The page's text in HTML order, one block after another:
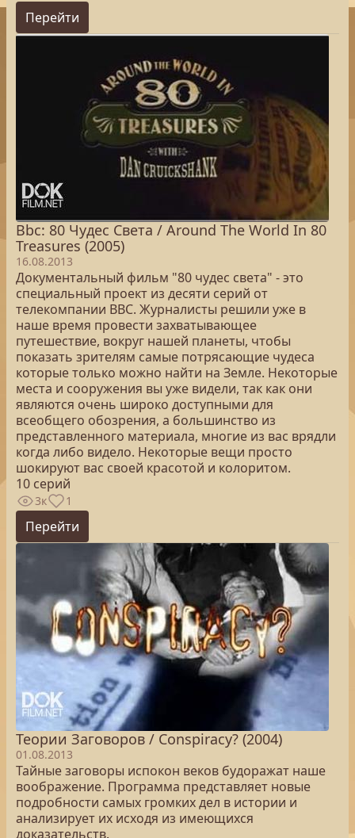
Перейти
Bbc: 80 Чудес Света / Around The World In 80
Treasures (2005)
16.08.2013
Документальный фильм "80 чудес света" - это
специальный проект из десяти серий от
телекомпании ВВС. Журналисты решили уже в
наше время провести захватывающее
путешествие, вокруг нашей планеты, чтобы
показать зрителям самые потрясающие чудеса
которые только можно найти на Земле. Некоторые
места и сооружения вы уже видели, так как они
являются очень широко доступными для
всеобщего обозрения, а большинство из
представленного материала, многие из вас врядли
когда либо видело. Некоторые вещи просто
шокируют вас своей красотой и колоритом.
10 серий
3к 1
Перейти
Теории Заговоров / Conspiracy? (2004)
01.08.2013
Тайные заговоры испокон веков будоражат наше
воображение. Программа представляет новые
подробности самых громких дел в истории и
анализирует их исходя из имеющихся
доказательств.